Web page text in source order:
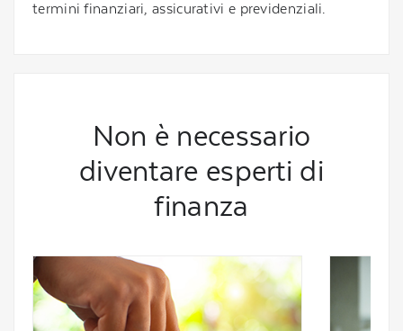
termini finanziari, assicurativi e previdenziali.
Non è necessario
diventare esperti di
finanza